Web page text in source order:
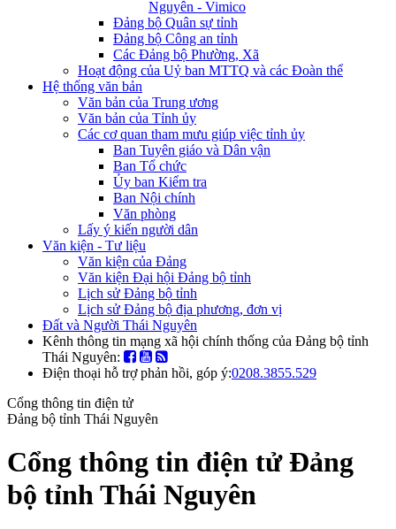
Nguyên - Vimico
Đảng bộ Quân sự tỉnh
Đảng bộ Công an tỉnh
Các Đảng bộ Phường, Xã
Hoạt động của Uỷ ban MTTQ và các Đoàn thể
Hệ thống văn bản
Văn bản của Trung ương
Văn bản của Tỉnh ủy
Các cơ quan tham mưu giúp việc tỉnh ủy
Ban Tuyên giáo và Dân vận
Ban Tổ chức
Ủy ban Kiểm tra
Ban Nội chính
Văn phòng
Lấy ý kiến người dân
Văn kiện - Tư liệu
Văn kiện của Đảng
Văn kiện Đại hội Đảng bộ tỉnh
Lịch sử Đảng bộ tỉnh
Lịch sử Đảng bộ địa phương, đơn vị
Đất và Người Thái Nguyên
Kênh thông tin mạng xã hội chính thống của Đảng bộ tỉnh
Thái Nguyên:
Điện thoại hỗ trợ phản hồi, góp ý:0208.3855.529
Cổng thông tin điện tử
Đảng bộ tỉnh Thái Nguyên
Cổng thông tin điện tử Đảng
bộ tỉnh Thái Nguyên